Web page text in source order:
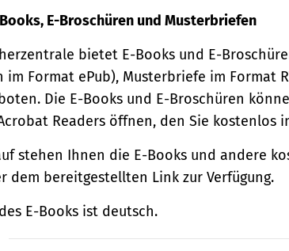
E-Broschüren und Musterbriefen
bietet E-Books und E-
im Format ePub), Musterbriefe im Format
Die E-Books und E-Broschüren
Readers öffnen, den Sie kostenlos
stehen Ihnen die E-Books und andere
dem bereitgestellten Link zur Verfügung.
E-Books ist deutsch.